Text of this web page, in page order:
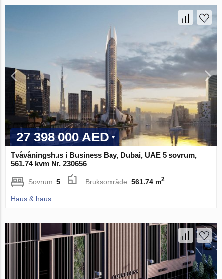
27 398 000 AED
Tvåvåningshus i Business Bay, Dubai, UAE 5 sovrum,
561.74 kvm Nr. 230656
Sovrum:5 Bruksområde:561.74 m2
Haus & haus